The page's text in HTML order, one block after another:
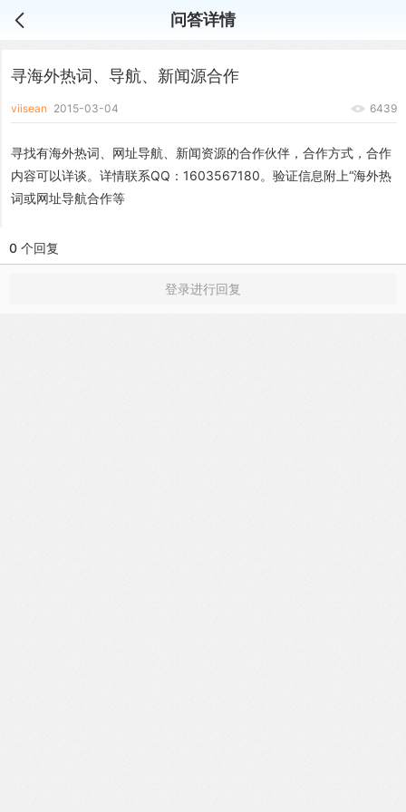
问答详情
寻海外热词、导航、新闻源合作
viisean 2015-03-04 6439
寻找有海外热词、网址导航、新闻资源的合作伙伴，合作方式，合作
内容可以详谈。详情联系QQ：1603567180。验证信息附上“海外热
词或网址导航合作等
0 个回复
登录进行回复